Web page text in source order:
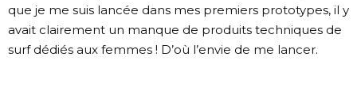
que je me suis lancée dans mes premiers prototypes, il y
avait clairement un manque de produits techniques de
surf dédiés aux femmes ! D’où l’envie de me lancer.